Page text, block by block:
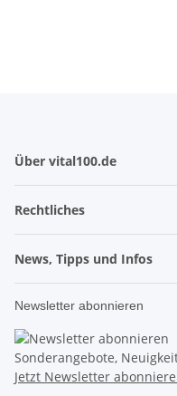
Über vital100.de
Rechtliches
News, Tipps und Infos
Newsletter abonnieren
Sonderangebote,
Jetzt Newsletter